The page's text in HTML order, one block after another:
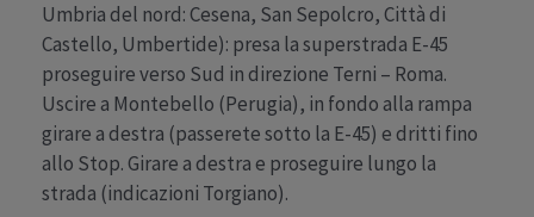
Umbria del nord: Cesena, San Sepolcro, Città di
Castello, Umbertide): presa la superstrada E-45
proseguire verso Sud in direzione Terni – Roma.
Uscire a Montebello (Perugia), in fondo alla rampa
girare a destra (passerete sotto la E-45) e dritti fino
allo Stop. Girare a destra e proseguire lungo la
strada (indicazioni Torgiano).